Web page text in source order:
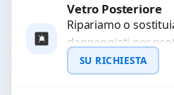
Richiedi
Vetro Posteriore
Ripariamo o
danneggiati per
dispositivo e
originale.
SU RICHIESTA